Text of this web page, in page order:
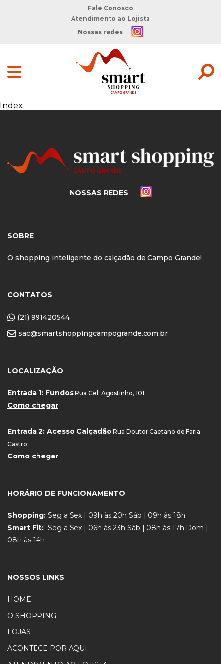
Fale Conosco
Atendimento ao Lojista
Nossas redes
Index
NOSSAS REDES
SOBRE
O shopping inteligente do calçadão de Campo Grande!
CONTATOS
(21) 991420544
sac@smartshoppingcampogrande.com.br
LOCALIZAÇÃO
Entrada 1: Fundos Rua Cel. Agostinho, 101
Como chegar
Entrada 2: Acesso Calçadão Rua Doutor Caetano de Faria
Castro
Como chegar
HORÁRIO DE FUNCIONAMENTO
Shopping: Seg a Sex | 09h às 20h Sáb | 09h às 18h
Smart Fit: Seg a Sex | 06h às 23h Sáb | 08h às 17h Dom |
08h às 14h
NOSSOS LINKS
HOME
O SHOPPING
LOJAS
ACONTECE POR AQUI